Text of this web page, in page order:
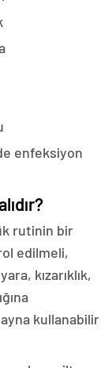
enfeksiyon
rutinin bir
edilmeli,
kızarıklık,
kullanabilir